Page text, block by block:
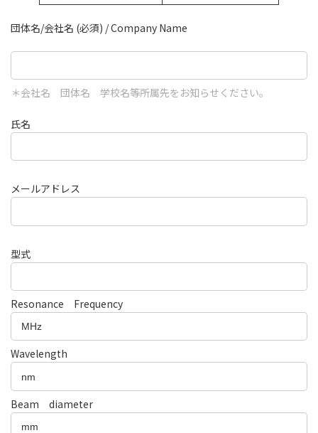
団体名/会社名 (必須) / Company Name
＊会社名 団体名 学校名等所属先をお知らせください。
氏名
メールアドレス
型式
Resonance Frequency
Wavelength
Beam diameter